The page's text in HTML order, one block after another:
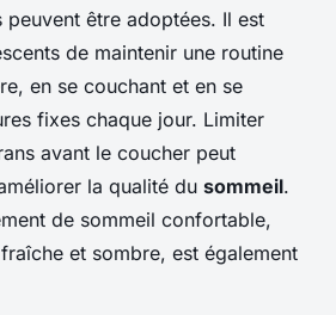
peuvent être adoptées. Il est
de maintenir une routine
en se couchant et en se
fixes chaque jour. Limiter
avant le coucher peut
la qualité du sommeil.
de sommeil confortable,
et sombre, est également